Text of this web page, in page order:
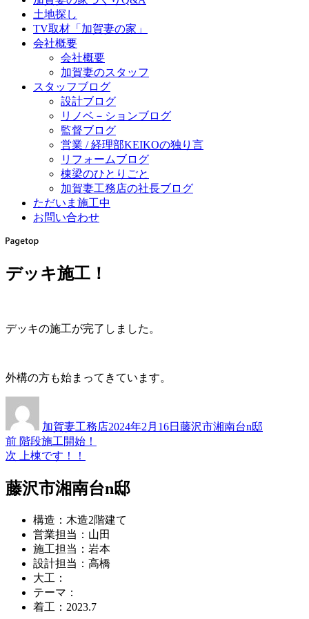
土地探し
TV取材「加賀妻の家」
会社概要
会社概要
加賀妻のスタッフ
スタッフブログ
設計ブログ
リノベ－ションブログ
監督ブログ
営業 / 経理部KEIKOの独り言
リフォームブログ
棟梁のひとりごと
加賀妻工務店の社長ブログ
ただいま施工中
お問い合わせ
デッキ施工！
デッキの施工が完了しました。
外構の方も始まってきています。
者加賀妻工務店日:
2024年2月16日ゴ
藤沢市湘南台n邸
投
稿
ナ
前 過
去
投
稿:
階段施工開始！
次
次
投
稿:
上棟です！！
藤沢市湘南台n邸
構造：木造2階建て
営業担当：山田
施工担当：岩本
設計担当：高橋
大工：
テーマ：
着工：2023.7